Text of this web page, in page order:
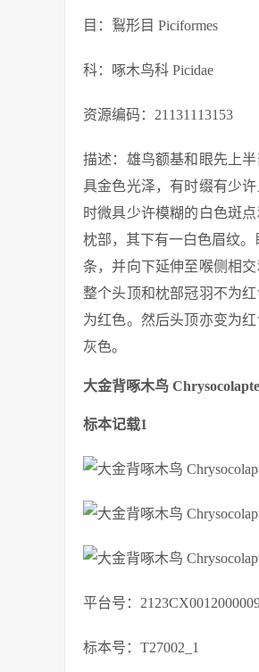
目：鴷形目 Piciformes
科：啄木鸟科 Picidae
资源编码：21131113153
描述：雄鸟额基和眼先上
具金色光泽，有时缀有少
时微具少许模糊的白色斑
枕部，其下有一白色眉纹
条，并向下延伸至喉侧相
整个头顶和枕部冠羽不为
为红色。然后头顶亦变为
灰色。
大金背啄木鸟
标本记载1
平台号：
标本号：T27002_1